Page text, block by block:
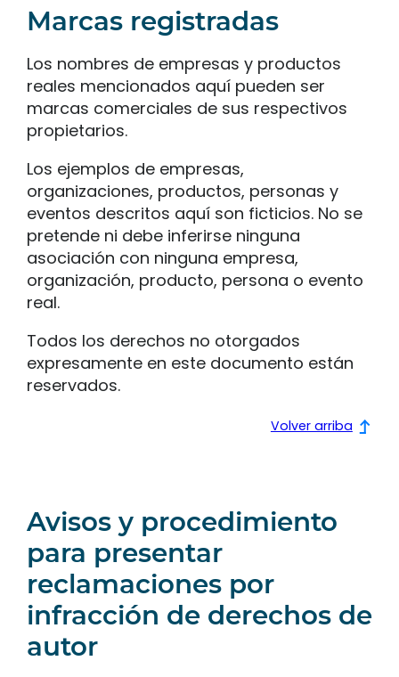
Marcas registradas
Los nombres de empresas y productos
reales mencionados aquí pueden ser
marcas comerciales de sus respectivos
propietarios.
Los ejemplos de empresas,
organizaciones, productos, personas y
eventos descritos aquí son ficticios. No se
pretende ni debe inferirse ninguna
asociación con ninguna empresa,
organización, producto, persona o evento
real.
Todos los derechos no otorgados
expresamente en este documento están
reservados.
Volver arriba
Avisos y procedimiento
para presentar
reclamaciones por
infracción de derechos de
autor